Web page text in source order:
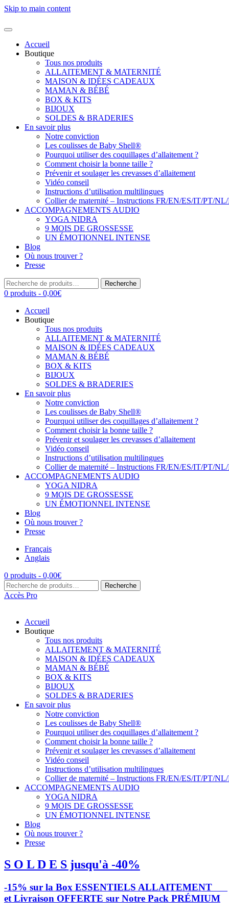
Skip to main content
Accueil
Boutique
Tous nos produits
ALLAITEMENT & MATERNITÉ
MAISON & IDÉES CADEAUX
MAMAN & BÉBÉ
BOX & KITS
BIJOUX
SOLDES & BRADERIES
En savoir plus
Notre conviction
Les coulisses de Baby Shell®
Pourquoi utiliser des coquillages d’allaitement ?
Comment choisir la bonne taille ?
Prévenir et soulager les crevasses d’allaitement
Vidéo conseil
Instructions d’utilisation multilingues
Collier de maternité – Instructions FR/EN/ES/IT/PT/
ACCOMPAGNEMENTS AUDIO
YOGA NIDRA
9 MOIS DE GROSSESSE
UN ÉMOTIONNEL INTENSE
Blog
Où nous trouver ?
Presse
Recherche
pour :
Recherche
0 produits - 0,00€
Accueil
Boutique
Tous nos produits
ALLAITEMENT & MATERNITÉ
MAISON & IDÉES CADEAUX
MAMAN & BÉBÉ
BOX & KITS
BIJOUX
SOLDES & BRADERIES
En savoir plus
Notre conviction
Les coulisses de Baby Shell®
Pourquoi utiliser des coquillages d’allaitement ?
Comment choisir la bonne taille ?
Prévenir et soulager les crevasses d’allaitement
Vidéo conseil
Instructions d’utilisation multilingues
Collier de maternité – Instructions FR/EN/ES/IT/PT/
ACCOMPAGNEMENTS AUDIO
YOGA NIDRA
9 MOIS DE GROSSESSE
UN ÉMOTIONNEL INTENSE
Blog
Où nous trouver ?
Presse
Français
Anglais
0 produits - 0,00€
Recherche
pour :
Recherche
Accès Pro
Accueil
Boutique
Tous nos produits
ALLAITEMENT & MATERNITÉ
MAISON & IDÉES CADEAUX
MAMAN & BÉBÉ
BOX & KITS
BIJOUX
SOLDES & BRADERIES
En savoir plus
Notre conviction
Les coulisses de Baby Shell®
Pourquoi utiliser des coquillages d’allaitement ?
Comment choisir la bonne taille ?
Prévenir et soulager les crevasses d’allaitement
Vidéo conseil
Instructions d’utilisation multilingues
Collier de maternité – Instructions FR/EN/ES/IT/PT/
ACCOMPAGNEMENTS AUDIO
YOGA NIDRA
9 MOIS DE GROSSESSE
UN ÉMOTIONNEL INTENSE
Blog
Où nous trouver ?
Presse
S O L D E S jusqu'à -40%
-15% sur la Box ESSENTIELS ALLAITEMENT
et Livraison OFFERTE sur Notre Pack PRÉMIUM